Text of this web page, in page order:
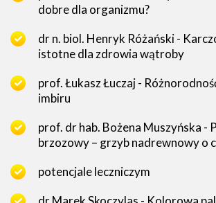
dobre dla organizmu?
dr n. biol. Henryk Różański -
istotne dla zdrowia wątroby
prof. Łukasz Łuczaj -
imbiru
prof. dr hab. Bożena Muszyńska -
brzozowy – grzyb nadrewnowy o
potencjale leczniczym